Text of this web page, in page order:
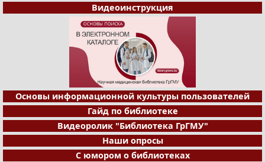
Видеоинструкция
Основы информационной культуры пользователей
Гайд по библиотеке
Видеоролик "Библиотека ГрГМУ"
Наши опросы
С юмором о библиотеках